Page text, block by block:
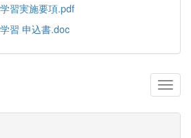
習実施要項.pdf
習 申込書.doc